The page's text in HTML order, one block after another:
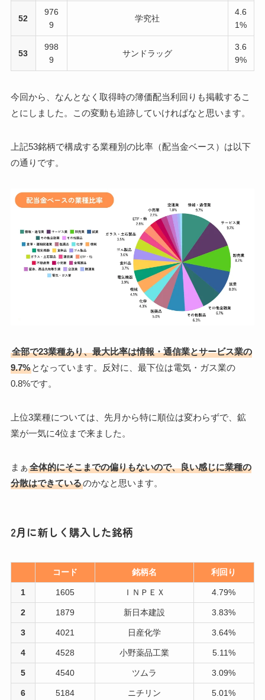
52
976
9
学究社
4.6
1%
53
998
9
サンドラッグ
3.6
9%
今回から、なんとなく取得時の簿価配当利回りも掲載するこ
とにしました。この変動も追跡していければなと思います。
上記53銘柄で構成する業種別の比率（配当金ベース）は以下
の通りです。
全部で23業種あり、最大比率は情報・通信業とサービス業の
9.7%となっています。反対に、最下位は電気・ガス業の
0.8%です。
上位3業種については、先月から特に順位は変わらずで、鉱
業が一気に4位まで来ました。
まぁ 全体的にそこまでの偏りもないので、良い感じに業種の
分散はできているのかなと思います。
2月に新しく購入した銘柄
コード 銘柄名 利回り
1 1605 ＩＮＰＥＸ 4.79%
2 1879 新日本建設 3.83%
3 4021 日産化学 3.64%
4 4528 小野薬品工業 5.11%
5 4540 ツムラ 3.09%
6 5184 ニチリン 5.01%